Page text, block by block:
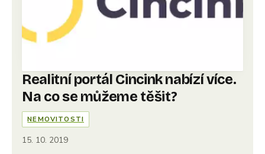
Realitní portál Cincink nabízí více.
Na co se můžeme těšit?
NEMOVITOSTI
15. 10. 2019